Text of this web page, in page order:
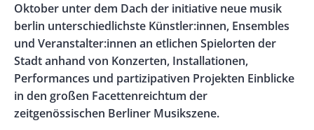
Oktober unter dem Dach der initiative neue musik
berlin unterschiedlichste Künstler:innen, Ensembles
und Veranstalter:innen an etlichen Spielorten der
Stadt anhand von Konzerten, Installationen,
Performances und partizipativen Projekten Einblicke
in den großen Facettenreichtum der
zeitgenössischen Berliner Musikszene.